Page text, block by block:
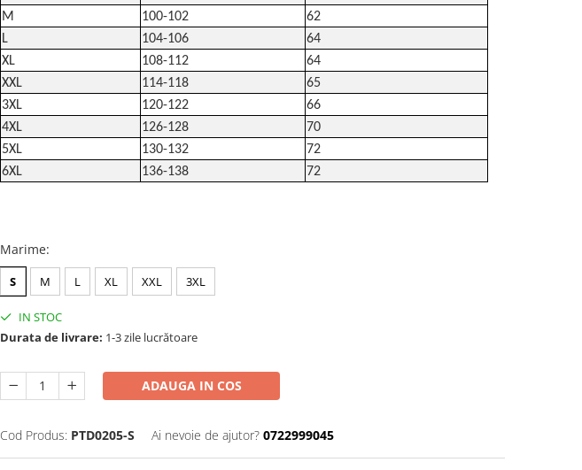
M
100-102
62
L
104-106
64
XL
108-112
64
XXL
114-118
65
3XL
120-122
66
4XL
126-128
70
5XL
130-132
72
6XL
136-138 72
Marime:
S M L XL XXL 3XL
IN STOC
Durata de livrare: 1-3 zile lucrătoare
ADAUGA IN COS
Cod Produs: PTD0205-S Ai nevoie de ajutor? 0722999045